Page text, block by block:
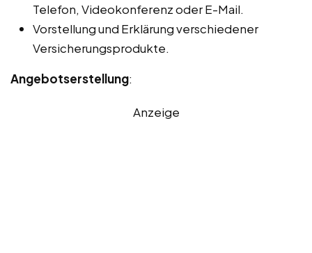
Telefon, Videokonferenz oder E-Mail.
Vorstellung und Erklärung verschiedener
Versicherungsprodukte.
Angebotserstellung:
Anzeige